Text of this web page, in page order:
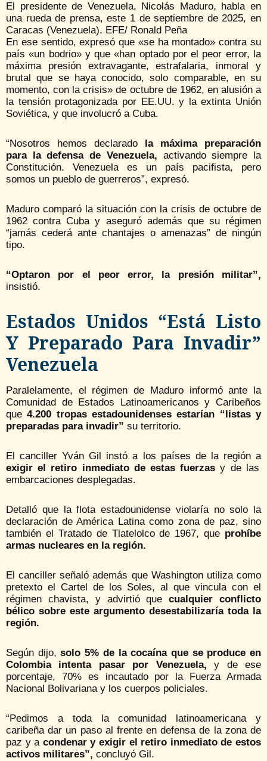
El presidente de Venezuela, Nicolás Maduro, habla en
una rueda de prensa, este 1 de septiembre de 2025, en
Caracas (Venezuela). EFE/ Ronald Peña
En ese sentido, expresó que «se ha montado» contra su
país «un bodrio» y que «han optado por el peor error, la
máxima presión extravagante, estrafalaria, inmoral y
brutal que se haya conocido, solo comparable, en su
momento, con la crisis» de octubre de 1962, en alusión a
la tensión protagonizada por EE.UU. y la extinta Unión
Soviética, y que involucró a Cuba.
“Nosotros hemos declarado la máxima preparación
para la defensa de Venezuela, activando siempre la
Constitución. Venezuela es un país pacifista, pero
somos un pueblo de guerreros”, expresó.
Maduro comparó la situación con la crisis de octubre de
1962 contra Cuba y aseguró además que su régimen
“jamás cederá ante chantajes o amenazas” de ningún
tipo.
“Optaron por el peor error, la presión militar”,
insistió.
Estados Unidos “está Listo
Y Preparado Para Invadir”
Venezuela
Paralelamente, el régimen de Maduro informó ante la
Comunidad de Estados Latinoamericanos y Caribeños
que 4.200 tropas estadounidenses estarían “listas y
preparadas para invadir” su territorio.
El canciller Yván Gil instó a los países de la región a
exigir el retiro inmediato de estas fuerzasy de las
embarcaciones desplegadas.
Detalló que la flota estadounidense violaría no solo la
declaración de América Latina como zona de paz, sino
también el Tratado de Tlatelolco de 1967, que prohíbe
armas nucleares en la región.
El canciller señaló además que Washington utiliza como
pretexto el Cartel de los Soles, al que vincula con el
régimen chavista, y advirtió que cualquier conflicto
bélico sobre este argumento desestabilizaría toda la
región.
Según dijo, solo 5% de la cocaína que se produce en
Colombia intenta pasar por Venezuela,y de ese
porcentaje, 70% es incautado por la Fuerza Armada
Nacional Bolivariana y los cuerpos policiales.
“Pedimos a toda la comunidad latinoamericana y
caribeña dar un paso al frente en defensa de la zona de
paz y a condenar y exigir el retiro inmediato de estos
activos militares”, concluyó Gil.